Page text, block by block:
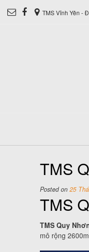
TMS Vĩnh Yên -
TMS
Posted on 25
TMS
TMS Quy
mô rộng 2600m